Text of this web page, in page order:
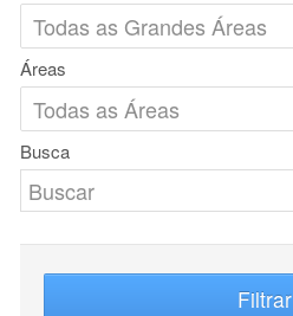
Áreas
Busca
Filtrar